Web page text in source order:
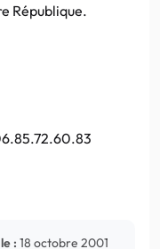
République.
: 18 octobre 2001